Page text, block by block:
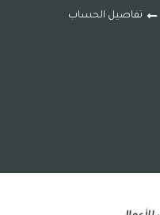
تفاصيل الحساب